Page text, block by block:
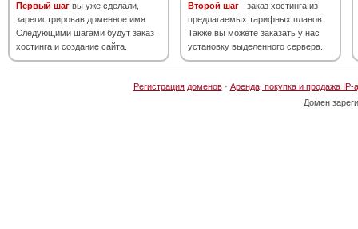
Первый шаг вы уже сделали,
зарегистрировав доменное имя.
Следующими шагами будут заказ
хостинга и создание сайта.
Второй шаг - заказ хостинга из
предлагаемых тарифных планов.
Также вы можете заказать у нас
установку выделенного сервера.
Регистрация доменов· Аренда, покупка и продажа IP-
Домен